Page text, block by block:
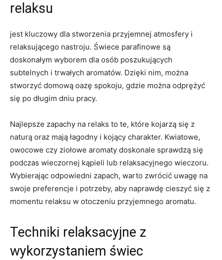
​relaksu
jest kluczowy⁢ dla stworzenia przyjemnej atmosfery i
relaksującego nastroju. Świece parafinowe są
doskonałym wyborem dla osób poszukujących
subtelnych i trwałych aromatów. Dzięki nim, można
stworzyć domową oazę spokoju, gdzie można odprężyć
się po długim dniu pracy.
Najlepsze zapachy na relaks ⁤to te, które kojarzą się z
naturą⁢ oraz mają łagodny i kojący charakter. Kwiatowe,
⁢owocowe czy ziołowe aromaty doskonale⁢ sprawdzą się⁣
podczas wieczornej kąpieli lub relaksacyjnego wieczoru.
Wybierając‌ odpowiedni zapach, warto zwrócić uwagę na
swoje preferencje i potrzeby, aby naprawdę cieszyć się z
momentu relaksu w otoczeniu przyjemnego aromatu.
Techniki relaksacyjne z
wykorzystaniem świec